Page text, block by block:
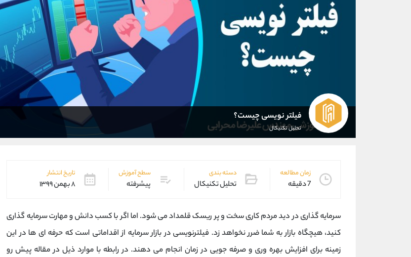
فیلتر نویسی چیست؟
تحلیل تکنیکال
زمان مطالعه
7 دقیقه
دسته بندی
تحلیل تکنیکال
سطح آموزش
پیشرفته
تاریخ انتشار
۸ بهمن ۱۳۹۹
سرمایه گذاری در دید مردم کاری سخت و پر ریسک قلمداد می شود. اما اگر با کسب دانش و مهارت سرمایه گذاری
کنید، هیچگاه بازار به شما ضرر نخواهد زد. فیلترنویسی در بازار سرمایه از اقداماتی است که حرفه ای ها در این
زمینه برای افزایش بهره وری و صرفه جویی در زمان انجام می دهند. در رابطه با موارد ذیل در مقاله پیش رو